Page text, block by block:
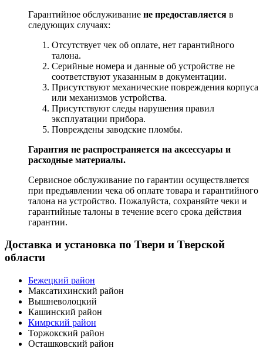
Гарантийное обслуживание не предоставляется в
следующих случаях:
Отсутствует чек об оплате, нет гарантийного
талона.
Серийные номера и данные об устройстве не
соответствуют указанным в документации.
Присутствуют механические повреждения корпуса
или механизмов устройства.
Присутствуют следы нарушения правил
эксплуатации прибора.
Повреждены заводские пломбы.
Гарантия не распространяется на аксессуары и
расходные материалы.
Сервисное обслуживание по гарантии осуществляется
при предъявлении чека об оплате товара и гарантийного
талона на устройство. Пожалуйста, сохраняйте чеки и
гарантийные талоны в течение всего срока действия
гарантии.
Доставка и установка по Твери и Тверской
области
Бежецкий район
Максатихинский район
Вышневолоцкий
Кашинский район
Кимрский район
Торжокский район
Осташковский район